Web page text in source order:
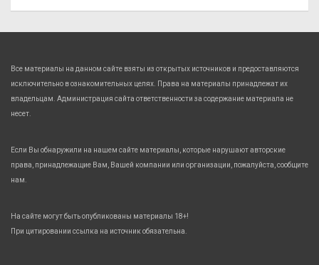
Все материалы на данном сайте взяты из открытых источников и предоставляются
исключительно в ознакомительных целях. Права на материалы принадлежат их
владельцам. Администрация сайта ответственности за содержание материала не
несет.
Если Вы обнаружили на нашем сайте материалы, которые нарушают авторские
права, принадлежащие Вам, Вашей компании или организации, пожалуйста, сообщите
нам.
На сайте могут быть опубликованы материалы 18+!
При цитировании ссылка на источник обязательна.